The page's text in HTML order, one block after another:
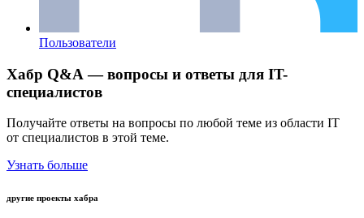
Пользователи
Хабр Q&A — вопросы и ответы для IT-
специалистов
Получайте ответы на вопросы по любой теме из области IT
от специалистов в этой теме.
Узнать больше
другие проекты хабра